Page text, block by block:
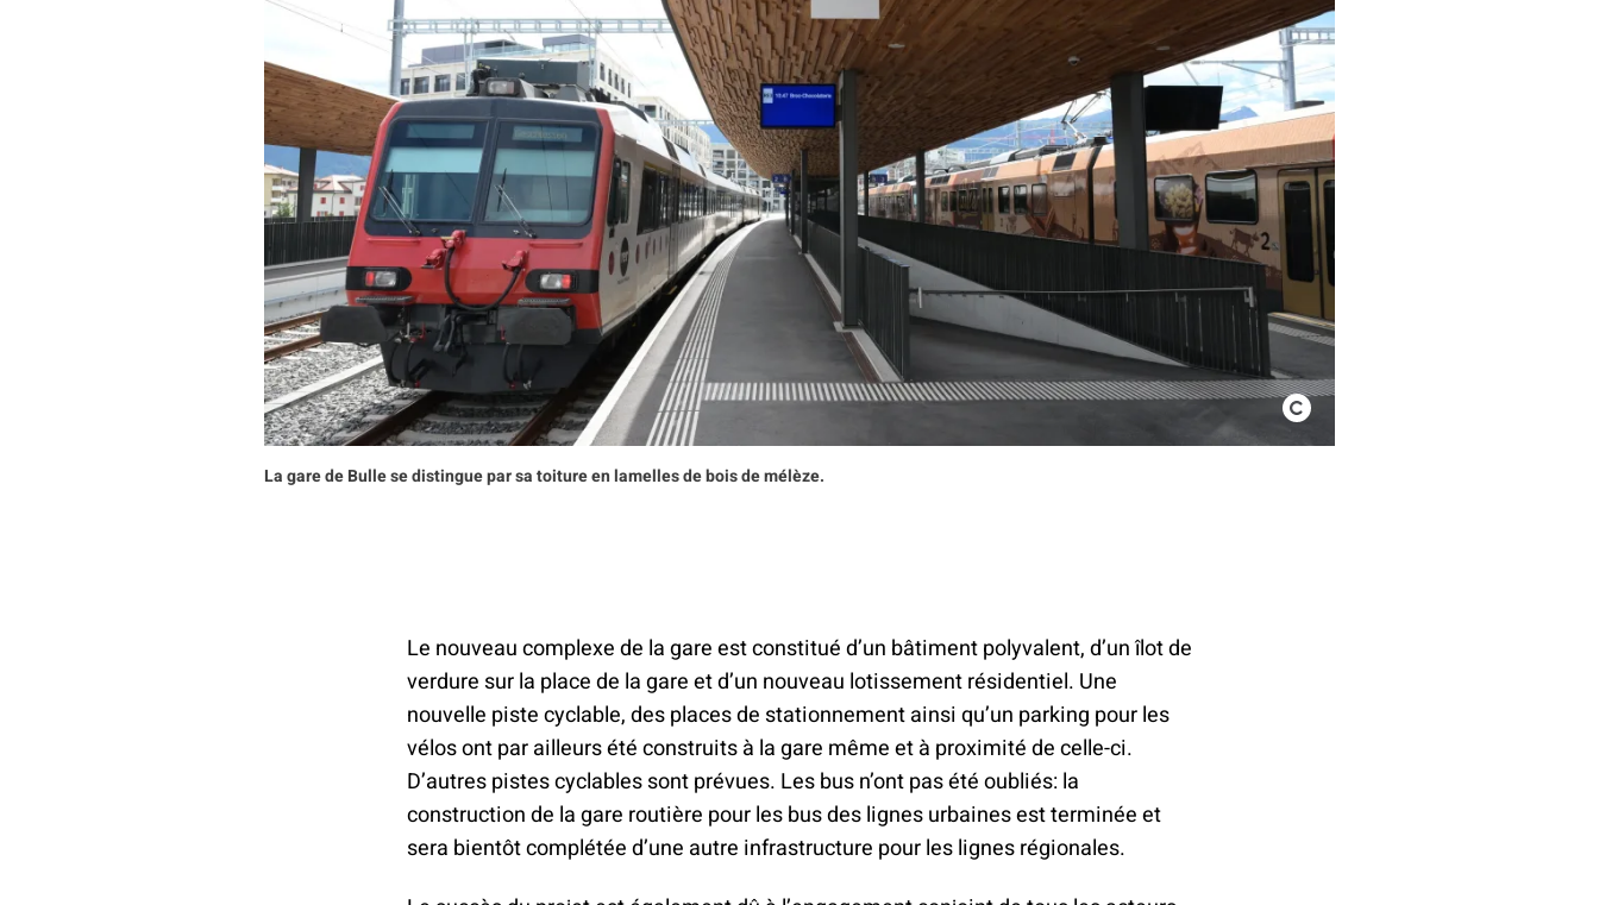
La gare de Bulle se distingue par sa toiture en lamelles de bois de mélèze.
Le nouveau complexe de la gare est constitué d’un bâtiment polyvalent, d’un îlot de
verdure sur la place de la gare et d’un nouveau lotissement résidentiel. Une
nouvelle piste cyclable, des places de stationnement ainsi qu’un parking pour les
vélos ont par ailleurs été construits à la gare même et à proximité de celle-ci.
D’autres pistes cyclables sont prévues. Les bus n’ont pas été oubliés: la
construction de la gare routière pour les bus des lignes urbaines est terminée et
sera bientôt complétée d’une autre infrastructure pour les lignes régionales.